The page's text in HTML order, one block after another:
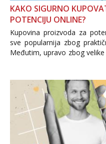
KAKO SIGURNO
POTENCIJU ONLINE?
Kupovina proizvoda za
sve popularnija zbog
Međutim, upravo zbog
i brojni krivotvoreni